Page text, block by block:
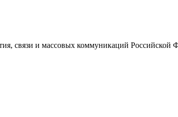
связи и массовых коммуникаций Российской